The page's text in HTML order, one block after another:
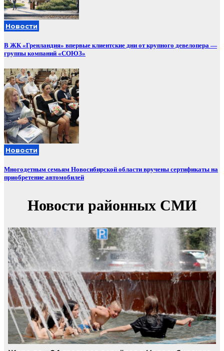
Новости
В ЖК «Гренландия» впервые клиентские дни от крупного девелопера —
группы компаний «СОЮЗ»
Новости
Многодетным семьям Новосибирской области вручены сертификаты на
приобретение автомобилей